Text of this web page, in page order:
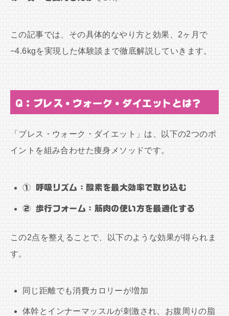
この記事では、その具体的なやり方と効果、2ヶ月で
−4.6kgを実現した体験談まで徹底解説していきます。
Q：ブレス・ウォーク・ダイエットとは？
「ブレス・ウォーク・ダイエット」は、以下の2つのポ
イントを組み合わせた痩身メソッドです。
① 呼吸リズム：酸素を最大効率で取り込む
② 歩行フォーム：筋肉の使い方を最適化する
この2点を整えることで、以下のような効果が得られま
す。
同じ距離でも消費カロリーが増加
体幹とインナーマッスルが刺激され、お腹周りの脂